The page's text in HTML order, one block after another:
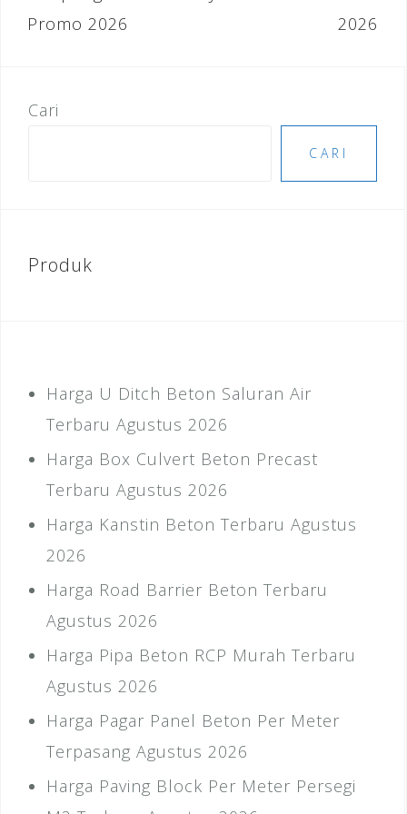
o
k
Promo 2026
2026
Cari
CARI
Produk
Harga U Ditch Beton Saluran Air
Terbaru Agustus 2026
Harga Box Culvert Beton Precast
Terbaru Agustus 2026
Harga Kanstin Beton Terbaru Agustus
2026
Harga Road Barrier Beton Terbaru
Agustus 2026
Harga Pipa Beton RCP Murah Terbaru
Agustus 2026
Harga Pagar Panel Beton Per Meter
Terpasang Agustus 2026
Harga Paving Block Per Meter Persegi